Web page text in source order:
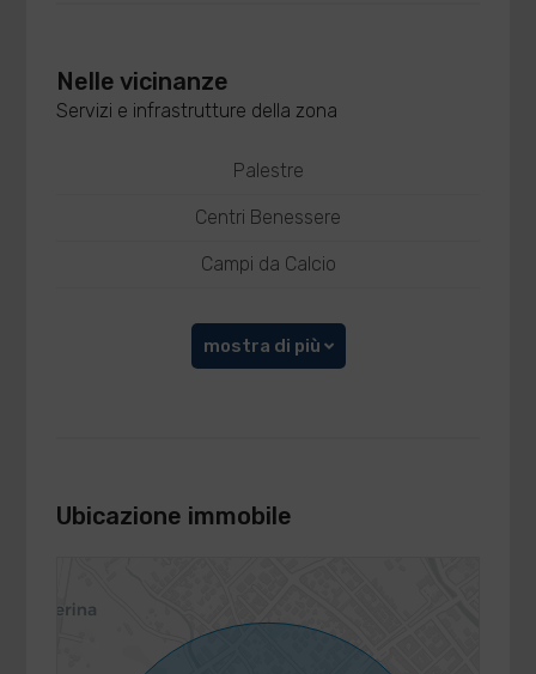
Nelle vicinanze
Servizi e infrastrutture della zona
Palestre
Centri Benessere
Campi da Calcio
mostra di più
Ubicazione immobile